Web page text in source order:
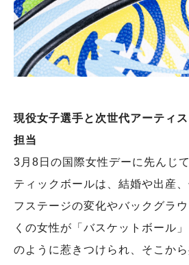
現役女子選手と次世代アーティ
担当
3月8日の国際女性デーに先んじ
ティックボールは、結婚や出産
フステージの変化やバックグラ
くの女性が「バスケットボール
のように惹きつけられ、そこか